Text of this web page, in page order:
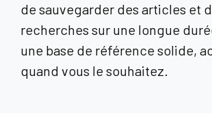
de sauvegarder des articles et
recherches sur une longue
une base de référence solide,
quand vous le souhaitez.